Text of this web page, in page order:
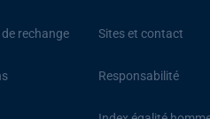
rechange Sites et contact
Responsabilité